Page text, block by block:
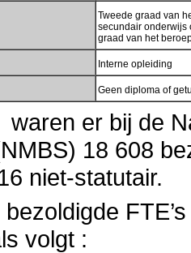
Tweede graad van
secundair onderwijs
graad van het
Interne opleiding
Geen diploma of
er bij de
18 608
niet-statutair.
volgt :